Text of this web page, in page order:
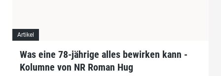
Artikel
Was eine 78-jährige alles bewirken kann -
Kolumne von NR Roman Hug